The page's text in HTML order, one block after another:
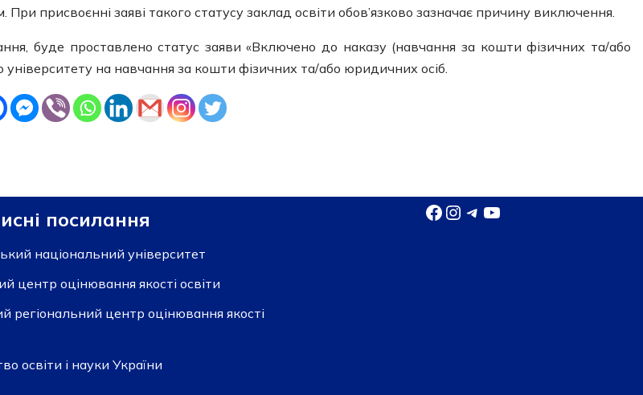
присвоєнні заяві такого статусу заклад освіти обов’язково зазначає причину виключення.
буде проставлено статус заяви «Включено до наказу (навчання за кошти фізичних та/або
на навчання за кошти фізичних та/або юридичних осіб.
посилання
національний університет
центр оцінювання якості освіти
регіональний центр оцінювання якості
освіти і науки України